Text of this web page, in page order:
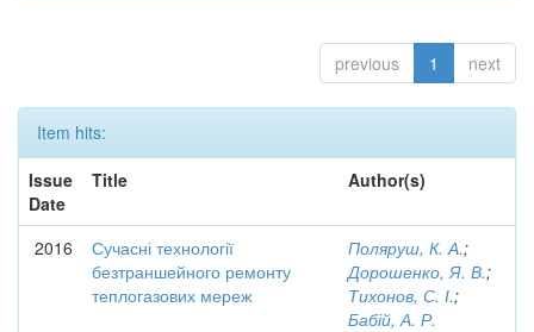
previous 1 next
Item hits:
Issue
Date
Title Author(s)
2016
Сучасні технології
безтраншейного ремонту
теплогазових мереж
Поляруш, К. А.;
Дорошенко, Я. В.;
Тихонов, С. І.;
Бабій, А. Р.